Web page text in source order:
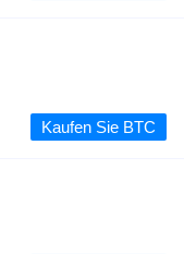
Kaufen Sie BTC